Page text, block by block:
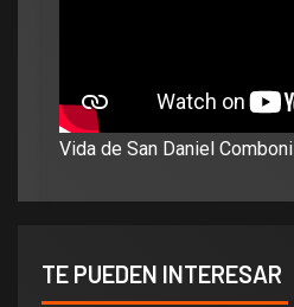
Vida de San Daniel Comboni
TE PUEDEN INTERESAR